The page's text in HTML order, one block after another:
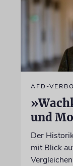
AFD-
und
Der
mit Blick